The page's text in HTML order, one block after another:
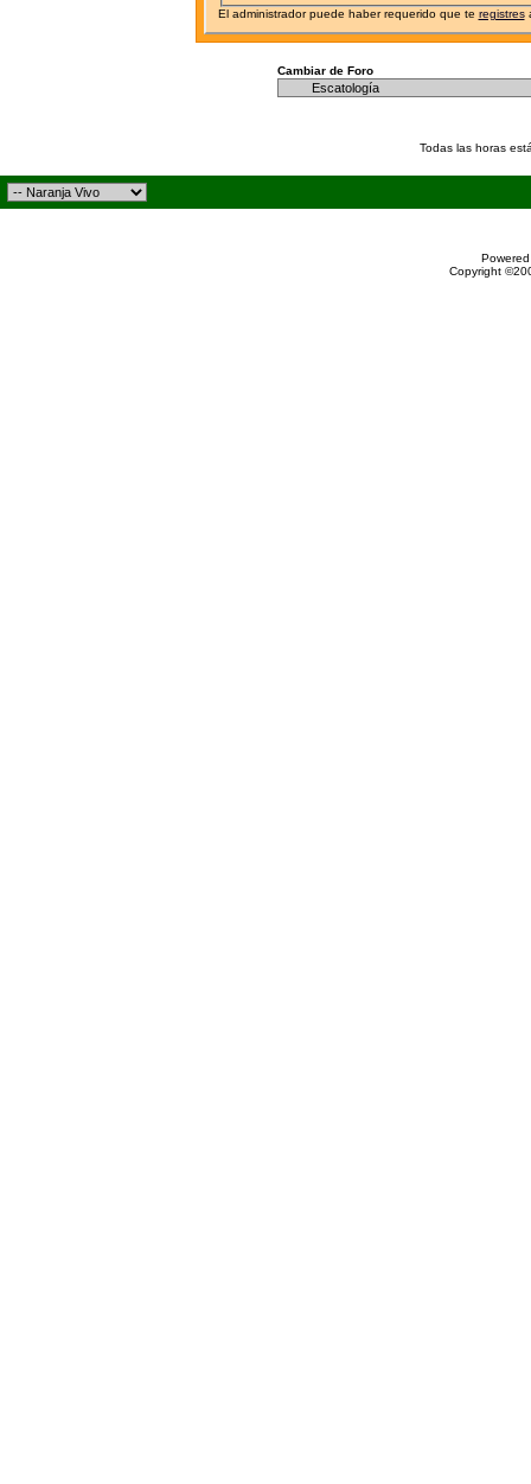
El administrador puede haber requerido que te registres
Cambiar de Foro
Todas las horas
Copyright